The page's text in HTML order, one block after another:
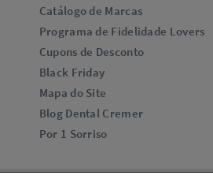
Catálogo de Marcas
Programa de Fidelidade Lovers​
Cupons de Desconto
Black Friday
Mapa do Site
Blog Dental Cremer
Por 1 Sorriso